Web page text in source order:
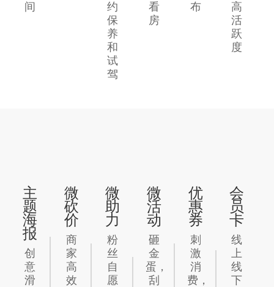
间
约
保
养
和
试
驾
看
房
布
高
活
跃
度
主
题
海
报
创
意
滑
微
砍
价
商
家
高
效
微
助
力
粉
丝
自
愿
微
活
动
砸
金
蛋，
刮
优
惠
券
刺
激
消
费，
会
员
卡
线
上
线
下